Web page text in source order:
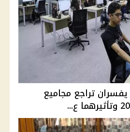
يفسران تراجع مجاميع